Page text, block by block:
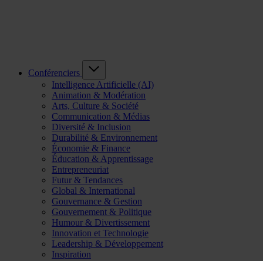
Conférenciers
Intelligence Artificielle (AI)
Animation & Modération
Arts, Culture & Société
Communication & Médias
Diversité & Inclusion
Durabilité & Environnement
Économie & Finance
Éducation & Apprentissage
Entrepreneuriat
Futur & Tendances
Global & International
Gouvernance & Gestion
Gouvernement & Politique
Humour & Divertissement
Innovation et Technologie
Leadership & Développement
Inspiration